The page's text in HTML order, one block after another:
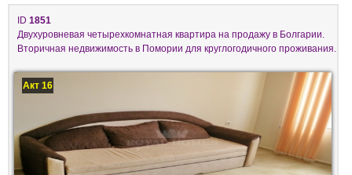
ID 1851
Двухуровневая четырехкомнатная квартира на продажу в Болгарии.
Вторичная недвижимость в Помории для круглогодичного проживания.
Акт 16